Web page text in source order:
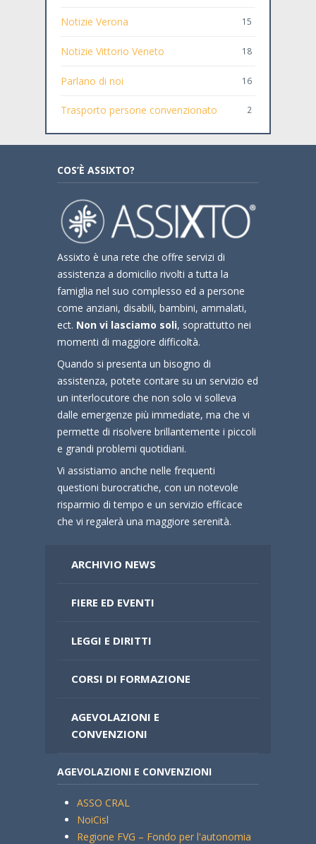
Notizie Verona 15
Notizie Vittorio Veneto 18
Parlano di noi 16
Trasporto persone convenzionato 2
COS’È ASSIXTO?
Assixto è una rete che offre servizi di
assistenza a domicilio rivolti a tutta la
famiglia nel suo complesso ed a persone
come anziani, disabili, bambini, ammalati,
ect. Non vi lasciamo soli, soprattutto nei
momenti di maggiore difficoltà.
Quando si presenta un bisogno di
assistenza, potete contare su un servizio ed
un interlocutore che non solo vi solleva
dalle emergenze più immediate, ma che vi
permette di risolvere brillantemente i piccoli
e grandi problemi quotidiani.
Vi assistiamo anche nelle frequenti
questioni burocratiche, con un notevole
risparmio di tempo e un servizio efficace
che vi regalerà una maggiore serenità.
ARCHIVIO NEWS
FIERE ED EVENTI
LEGGI E DIRITTI
CORSI DI FORMAZIONE
AGEVOLAZIONI E
CONVENZIONI
AGEVOLAZIONI E CONVENZIONI
ASSO CRAL
NoiCisl
Regione FVG – Fondo per l'autonomia